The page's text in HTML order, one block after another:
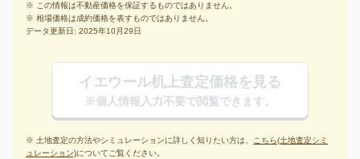
※ この情報は不動産価格を保証するものではありません。
※ 相場価格は成約価格を表すものではありません。
データ更新日: 2025年10月29日
イエウール机上査定価格を見る
※個人情報入力不要で閲覧できます。
※ 土地査定の方法やシミュレーションに詳しく知りたい方は、 こちら(土地査定シミ
ュレーション)についてご覧ください。